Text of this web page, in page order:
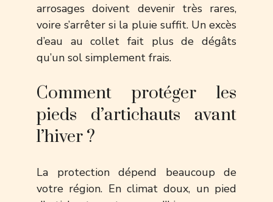
arrosages doivent devenir très rares,
voire s’arrêter si la pluie suffit. Un excès
d’eau au collet fait plus de dégâts
qu’un sol simplement frais.
Comment protéger les
pieds d’artichauts avant
l’hiver ?
La protection dépend beaucoup de
votre région. En climat doux, un pied